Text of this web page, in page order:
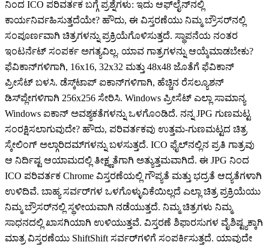
ನಿಂದ ICO ಪರಿವರ್ತಕ ಬಗ್ಗೆ ಪ್ರಶ್ನೆಗಳು: ಇದು ಆಫ್‌ಲೈನ್‌ನಲ್ಲಿ
ಕಾರ್ಯನಿರ್ವಹಿಸುತ್ತದೆಯೇ? ಹೌದು, ಈ ವಿಸ್ತರಣೆಯು ನಿಮ್ಮ ಬ್ರೌಸರ್‌ನಲ್ಲಿ
ಸಂಪೂರ್ಣವಾಗಿ ಚಿತ್ರಗಳನ್ನು ಪ್ರಕ್ರಿಯೆಗೊಳಿಸುತ್ತದೆ. ಸ್ಥಾಪನೆಯ ನಂತರ
ಇಂಟರ್ನೆಟ್ ಸಂಪರ್ಕ ಅಗತ್ಯವಿಲ್ಲ. ಯಾವ ಗಾತ್ರಗಳನ್ನು ಆಯ್ಕೆಮಾಡಬೇಕು?
ಫೆವಿಕಾನ್‌ಗಳಿಗಾಗಿ, 16x16, 32x32 ಮತ್ತು 48x48 ಜೊತೆಗೆ ಫೆವಿಕಾನ್
ಪ್ರೀಸೆಟ್ ಬಳಸಿ. ಡೆಸ್ಕ್‌ಟಾಪ್ ಐಕಾನ್‌ಗಳಿಗಾಗಿ, ಹೆಚ್ಚಿನ ರೆಸಲ್ಯೂಶನ್
ಡಿಸ್‌ಪ್ಲೇಗಳಿಗಾಗಿ 256x256 ಸೇರಿಸಿ. Windows ಪ್ರೀಸೆಟ್ ಎಲ್ಲಾ ಸಾಮಾನ್ಯ
Windows ಐಕಾನ್ ಅವಶ್ಯಕತೆಗಳನ್ನು ಒಳಗೊಂಡಿದೆ. ನನ್ನ JPG ಗುಣಮಟ್ಟ
ಸಂರಕ್ಷಿಸಲಾಗುವುದೇ? ಹೌದು, ಪರಿವರ್ತಕವು ಉತ್ತಮ-ಗುಣಮಟ್ಟದ ಚಿತ್ರ
ಸ್ಕೇಲಿಂಗ್ ಅಲ್ಗಾರಿದಮ್‌ಗಳನ್ನು ಬಳಸುತ್ತದೆ. ICO ಫೈಲ್‌ನಲ್ಲಿನ ಪ್ರತಿ ಗಾತ್ರವು
ಆ ನಿರ್ದಿಷ್ಟ ಆಯಾಮದಲ್ಲಿ ತೀಕ್ಷ್ಣತೆಗಾಗಿ ಅತ್ಯುತ್ತಮವಾಗಿದೆ. ಈ JPG ನಿಂದ
ICO ಪರಿವರ್ತಕ Chrome ವಿಸ್ತರಣೆಯಲ್ಲಿ ಗೌಪ್ಯತೆ ಮತ್ತು ಭದ್ರತೆ ಆದ್ಯತೆಗಳಾಗಿ
ಉಳಿದಿವೆ. ಬಾಹ್ಯ ಸರ್ವರ್‌ಗಳ ಒಳಗೊಳ್ಳುವಿಕೆಯಿಲ್ಲದೆ ಎಲ್ಲಾ ಚಿತ್ರ ಪ್ರಕ್ರಿಯೆಯು
ನಿಮ್ಮ ಬ್ರೌಸರ್‌ನಲ್ಲಿ ಸ್ಥಳೀಯವಾಗಿ ನಡೆಯುತ್ತದೆ. ನಿಮ್ಮ ಚಿತ್ರಗಳು ನಿಮ್ಮ
ಸಾಧನದಲ್ಲಿ ಖಾಸಗಿಯಾಗಿ ಉಳಿಯುತ್ತವೆ. ವಿಸ್ತರಣೆ ಶಿಫಾರಸುಗಳ ವೈಶಿಷ್ಟ್ಯಕ್ಕಾಗಿ
ಮಾತ್ರ ವಿಸ್ತರಣೆಯು ShiftShift ಸರ್ವರ್‌ಗಳಿಗೆ ಸಂಪರ್ಕಿಸುತ್ತದೆ. ಯಾವುದೇ